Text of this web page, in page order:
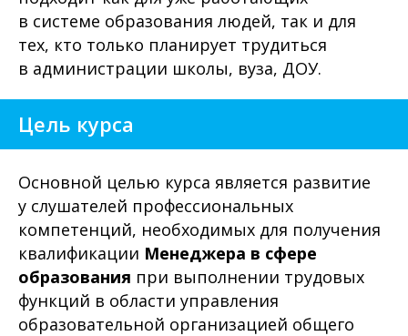
в системе образования людей, так и для
тех, кто только планирует трудиться
в администрации школы, вуза, ДОУ.
Цель курса
Основной целью курса является развитие
у слушателей профессиональных
компетенций, необходимых для получения
квалификации Менеджера в сфере
образования при выполнении трудовых
функций в области управления
образовательной организацией общего